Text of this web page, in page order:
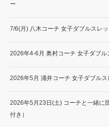
ー
7/6(月) 八木コーチ 女子ダブルスレ
2026年4-6月 奥村コーチ 女子ダブル
2026年5月 涌井コーチ 女子ダブルス
2026年5月23日(土) コーチと一緒に
付き）